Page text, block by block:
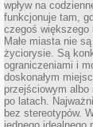
wpływ na
funkcjonuje tam,
czegoś większego
Małe miasta nie
życiorysie. Są
ograniczeniami i
doskonałym
przejściowym
po latach.
bez stereotypów.